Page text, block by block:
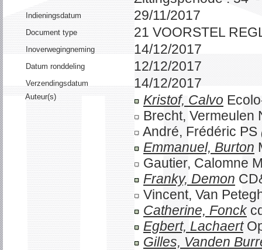
Indieningsdatum 29/11/2017
Document type 21 VOORSTEL
Inoverwegingneming 14/12/2017
Datum ronddeling 12/12/2017
Verzendingsdatum 14/12/2017
Auteur(s) Kristof, Calvo
Brecht, Vermeulen
André, Frédéric PS
Emmanuel, Burton
Gautier, Calomne
Franky, Demon
Vincent, Van
Catherine, Fonck
Egbert, Lachaert
Gilles, Vanden